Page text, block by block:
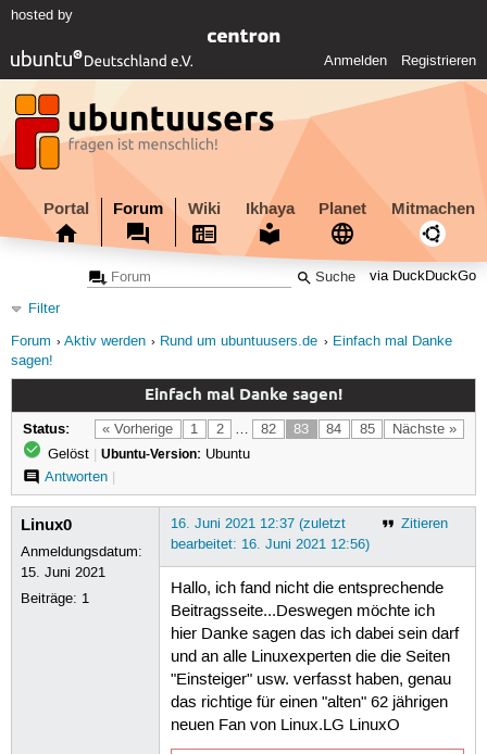
hosted by
Anmelden Registrieren
Portal Forum Wiki Ikhaya Planet Mitmachen
via DuckDuckGo
Filter
Forum
Aktiv werden Rund um ubuntuusers.de
Einfach mal Danke
sagen!
Einfach mal Danke sagen!
« Vorherige 1 2 … 82 83 84 85 Nächste »
Status:
Gelöst | Ubuntu-Version: Ubuntu
Antworten|
Linux0
Anmeldungsdatum:
15. Juni 2021
Beiträge: 1
Zitieren
16. Juni 2021 12:37 (zuletzt
bearbeitet: 16. Juni 2021 12:56)
Hallo, ich fand nicht die entsprechende
Beitragsseite...Deswegen möchte ich
hier Danke sagen das ich dabei sein darf
und an alle Linuxexperten die die Seiten
"Einsteiger" usw. verfasst haben, genau
das richtige für einen "alten" 62 jährigen
neuen Fan von Linux.LG LinuxO